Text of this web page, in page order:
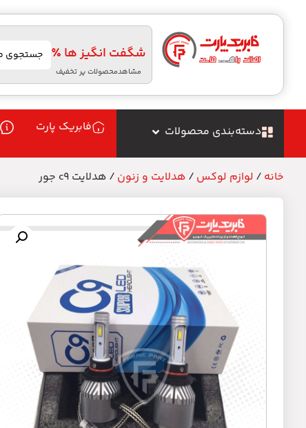
شگفت انگیز ها ٪
مشاهدمحصولات پر تخفیف
دسته‌بندی محصولات فابریک پارت
خانه / لوازم لوکس / هدلایت و زنون / هدلایت c9 جور